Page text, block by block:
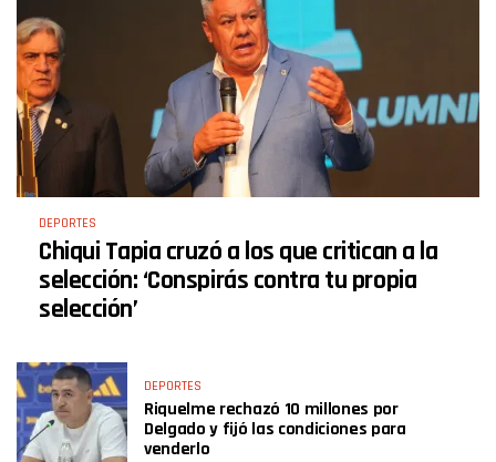
DEPORTES
Chiqui Tapia cruzó a los que critican a la
selección: ‘Conspirás contra tu propia
selección’
DEPORTES
Riquelme rechazó 10 millones por
Delgado y fijó las condiciones para
venderlo